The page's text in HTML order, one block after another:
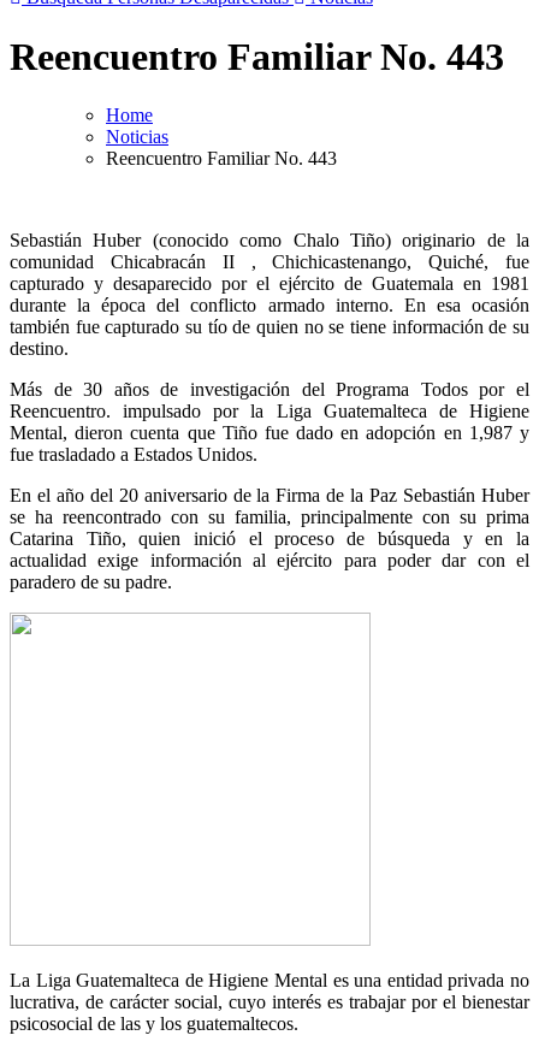
Reencuentro Familiar No. 443
Home
Noticias
Reencuentro Familiar No. 443
Sebastián Huber (conocido como Chalo Tiño) originario de la
comunidad Chicabracán II , Chichicastenango, Quiché, fue
capturado y desaparecido por el ejército de Guatemala en 1981
durante la época del conflicto armado interno. En esa ocasión
también fue capturado su tío de quien no se tiene información de su
destino.
Más de 30 años de investigación del Programa Todos por el
Reencuentro. impulsado por la Liga Guatemalteca de Higiene
Mental, dieron cuenta que Tiño fue dado en adopción en 1,987 y
fue trasladado a Estados Unidos.
En el año del 20 aniversario de la Firma de la Paz Sebastián Huber
se ha reencontrado con su familia, principalmente con su prima
Catarina Tiño, quien inició el proceso de búsqueda y en la
actualidad exige información al ejército para poder dar con el
paradero de su padre.
La Liga Guatemalteca de Higiene Mental es una entidad privada no
lucrativa, de carácter social, cuyo interés es trabajar por el bienestar
psicosocial de las y los guatemaltecos.